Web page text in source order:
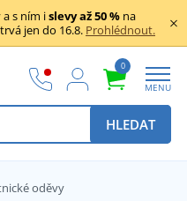
a s ním islevy až 50 % na
jen do 16.8. Prohlédnout.
0
MENU
HLEDAT
oděvy